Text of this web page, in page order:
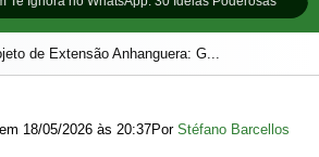
de Extensão Anhanguera: G...
18/05/2026 às 20:37Por Stéfano Barcellos